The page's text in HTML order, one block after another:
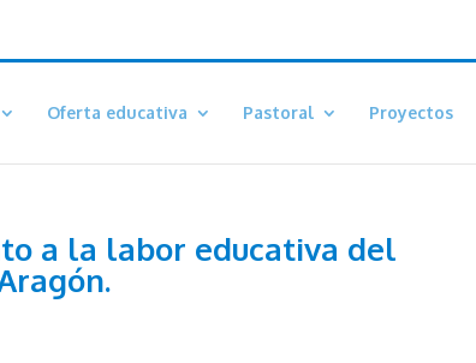
Oferta educativa Pastoral Proyectos
a la labor educativa del